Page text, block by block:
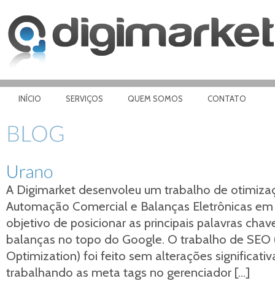
INÍCIO SERVIÇOS QUEM SOMOS CONTATO
A Digimarket desenvoleu um trabalho de
Automação Comercial e Balanças Eletrônicas
objetivo de posicionar as principais palavras
balanças no topo do Google. O trabalho de SEO
Optimization) foi feito sem alterações
trabalhando as meta tags no gerenciador […]